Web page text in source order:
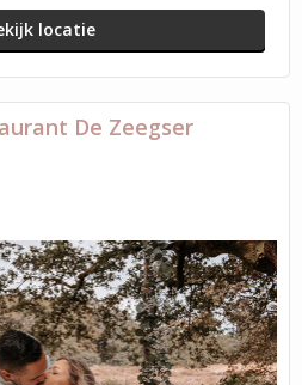
locatie
De Zeegser